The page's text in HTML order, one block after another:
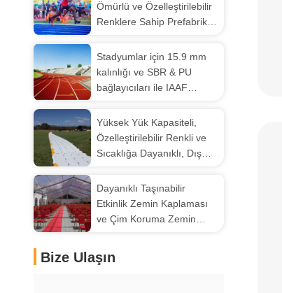
Ömürlü ve Özelleştirilebilir
Renklere Sahip Prefabrike
Stadyumlar için 15.9 mm
kalınlığı ve SBR & PU
bağlayıcıları ile IAAF
dökme koşu pistleri
Yüksek Yük Kapasiteli,
Özelleştirilebilir Renkli ve
Sıcaklığa Dayanıklı, Dış
Malzemeden Taşınabilir
Etkinlik Zemin Kaplaması
Dayanıklı Taşınabilir
Etkinlik Zemin Kaplaması
ve Çim Koruma Zemin
10,16 cm x 1,8 cm
Bize Ulaşın